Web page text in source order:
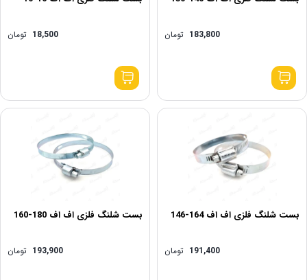
183,800 تومان 18,500 تومان
بست شلنگ فلزی اف اف 164-146
191,400 تومان
بست شلنگ فلزی اف اف 180-160
193,900 تومان